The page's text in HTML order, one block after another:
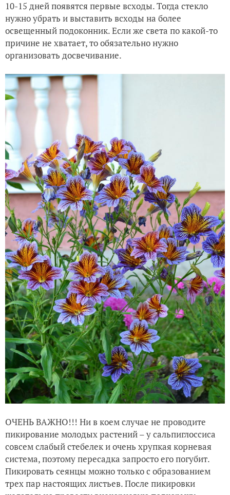
10-15 дней появятся первые всходы. Тогда стекло
нужно убрать и выставить всходы на более
освещенный подоконник. Если же света по какой-то
причине не хватает, то обязательно нужно
организовать досвечивание.
ОЧЕНЬ ВАЖНО!!! Ни в коем случае не проводите
пикирование молодых растений – у сальпиглоссиса
совсем слабый стебелек и очень хрупкая корневая
система, поэтому пересадка запросто его погубит.
Пикировать сеянцы можно только с образованием
трех пар настоящих листьев. После пикировки